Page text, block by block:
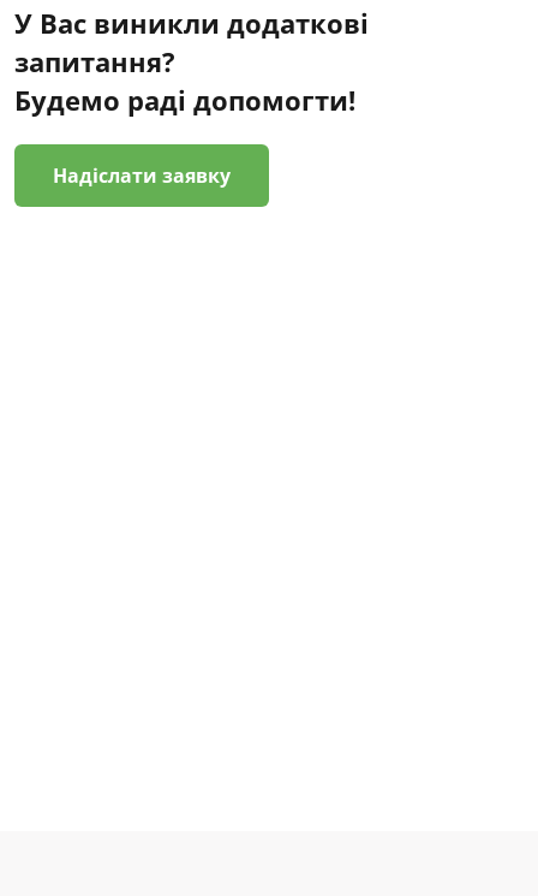
У Вас виникли додаткові
запитання?
Будемо раді допомогти!
Надіслати заявку